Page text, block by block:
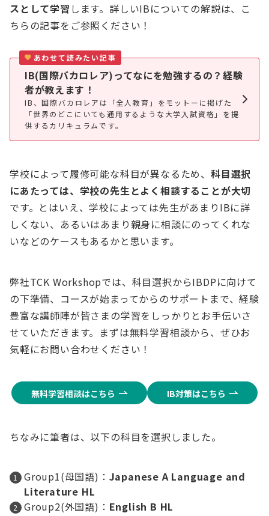
スとして学習 します。詳しいIBについての解説は、こ
ちらの記事をご参照ください！
あわせて読みたい記事
IB(国際バカロレア)ってなにを勉強するの？経験
者が教えます！
IB、国際バカロレアは「全人教育」をモットーに掲げた
「世界のどこにいても通用するような大学入試資格」を提
供するカリキュラムです。
学校によって履修可能な科目が異なるため、 科目選択
にあたっては、学校の先生とよく相談することが大切
です。とはいえ、学校によっては先生があまりIBに詳
しくない、あるいはあまり親身に相談にのってくれな
いなどのケースもあるかと思います。
弊社TCK Workshopでは、科目選択からIBDPに向けて
の下準備、コースが始まってからのサポートまで、経験
豊富な講師陣が皆さまの学習をしっかりとお手伝いさ
せていただきます。まずは無料学習相談から、ぜひお
気軽にお問い合わせください！
無料学習相談はこちら IB対策はこちら
ちなみに筆者は、以下の科目を選択しました。
Group1(母国語)： Japanese A Language and
Literature HL
Group2(外国語)： English B HL